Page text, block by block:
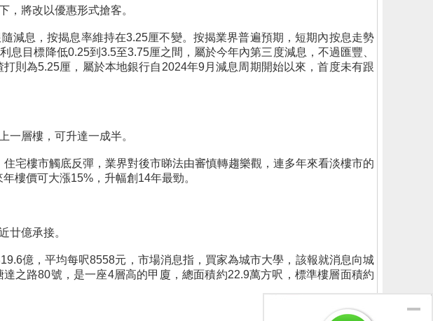
，將改以優惠形式搶客。
減息，按揭息率維持在3.25厘不變。按揭業界普遍預期，短期內按息走勢
目標降低0.25到3.5至3.75厘之間，屬於今年內第三度減息，不過匯豐、
則為5.25厘，屬於本地銀行自2024年9月減息周期開始以來，首度未有跟
一層樓，可升達一成半。
宅樓市觸底反彈，業界對後市睇法由審慎轉趨樂觀，連多年來看淡樓市的
樓價可大漲15%，升幅創14年最勁。
廿億承接。
億，平均每呎8558元，市場消息指，買家為城市大學，該報就消息向城
之路80號，是一座4層高的甲廈，總面積約22.9萬方呎，標準樓層面積約